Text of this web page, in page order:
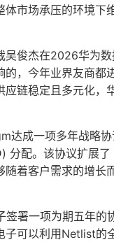
体市场承压的环境下
吴俊杰在2026华为
的，今年业界友商
应链稳定且多元化，
达成一项多年战略
分配。该协议扩展
随着客户需求的增长
署一项为期五年的
子可以利用Netlist的